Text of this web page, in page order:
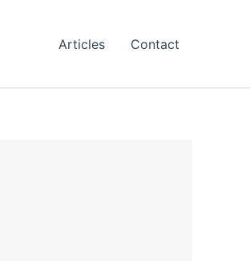
Articles Contact